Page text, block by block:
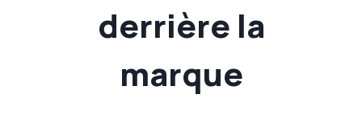
derrière la
marque